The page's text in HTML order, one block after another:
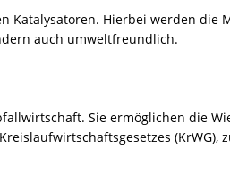
Katalysatoren. Hierbei werden
auch umweltfreundlich.
. Sie ermöglichen die
(KrWG),